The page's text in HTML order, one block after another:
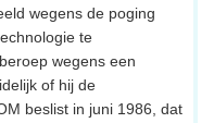
wegens de poging
te
wegens een
of hij de
beslist in juni 1986, dat